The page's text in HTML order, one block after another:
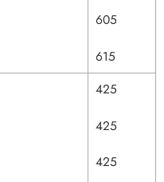
605
615
425
425
425